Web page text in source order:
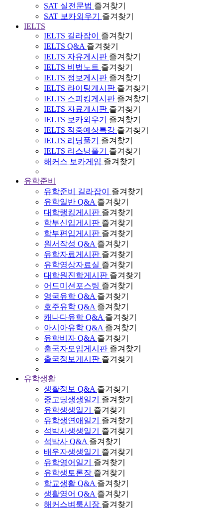
SAT 실전문법 즐겨찾기
SAT 보카외우기
즐겨찾기
IELTS
IELTS 길라잡이
즐겨찾기
IELTS Q&A 즐겨찾기
IELTS 자유게시판 즐겨찾기
IELTS 비법노트 즐겨찾기
IELTS 정보게시판 즐겨찾기
IELTS 라이팅게시판 즐겨찾기
IELTS 스피킹게시판 즐겨찾기
IELTS 자료게시판 즐겨찾기
IELTS 보카외우기
즐겨찾기
IELTS 적중예상특강 즐겨찾기
IELTS 리딩풀기
즐겨찾기
IELTS 리스닝풀기
즐겨찾기
해커스 보카게임 즐겨찾기
유학준비
유학준비 길라잡이
즐겨찾기
유학일반 Q&A 즐겨찾기
대학랭킹게시판 즐겨찾기
학부신입게시판 즐겨찾기
학부편입게시판 즐겨찾기
원서작성 Q&A 즐겨찾기
유학자료게시판 즐겨찾기
유학영상자료실 즐겨찾기
대학원진학게시판 즐겨찾기
어드미션포스팅 즐겨찾기
영국유학 Q&A 즐겨찾기
호주유학 Q&A 즐겨찾기
캐나다유학 Q&A 즐겨찾기
아시아유학 Q&A 즐겨찾기
유학비자 Q&A 즐겨찾기
출국자모임게시판 즐겨찾기
출국정보게시판 즐겨찾기
유학생활
생활정보 Q&A 즐겨찾기
중고딩생생일기
즐겨찾기
유학생생일기
즐겨찾기
유학생연애일기
즐겨찾기
석박사생생일기
즐겨찾기
석박사 Q&A 즐겨찾기
배우자생생일기
즐겨찾기
유학영어일기
즐겨찾기
유학생토론장 즐겨찾기
학교생활 Q&A 즐겨찾기
생활영어 Q&A 즐겨찾기
해커스벼룩시장 즐겨찾기